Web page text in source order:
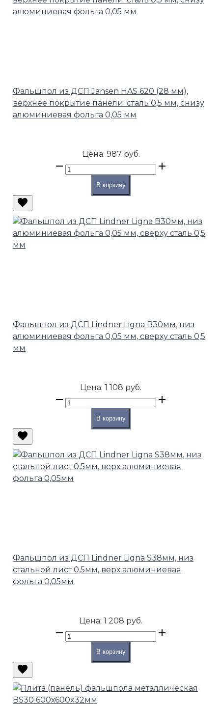
Фальшпол из ДСП Jansen HAS 620 (28 мм),
верхнее покрытие панели: сталь 0,5 мм, снизу
алюминиевая фольга 0,05 мм
Цена: 987 руб.
В корзину
Фальшпол из ДСП Lindner Ligna B30мм, низ
алюминиевая фольга 0,05 мм, сверху сталь 0,5
мм
Цена: 1 108 руб.
В корзину
Фальшпол из ДСП Lindner Ligna S38мм, низ
стальной лист 0,5мм, верх алюминиевая
фольга 0,05мм
Цена: 1 208 руб.
В корзину